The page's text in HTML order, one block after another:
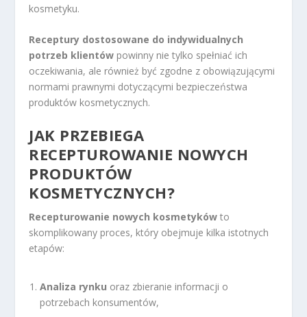
kosmetyku.
Receptury dostosowane do indywidualnych
potrzeb klientów powinny nie tylko spełniać ich
oczekiwania, ale również być zgodne z obowiązującymi
normami prawnymi dotyczącymi bezpieczeństwa
produktów kosmetycznych.
JAK PRZEBIEGA
RECEPTUROWANIE NOWYCH
PRODUKTÓW
KOSMETYCZNYCH?
Recepturowanie nowych kosmetyków to
skomplikowany proces, który obejmuje kilka istotnych
etapów:
Analiza rynku oraz zbieranie informacji o
potrzebach konsumentów,